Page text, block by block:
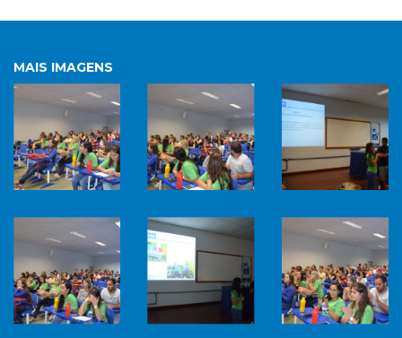
MAIS IMAGENS